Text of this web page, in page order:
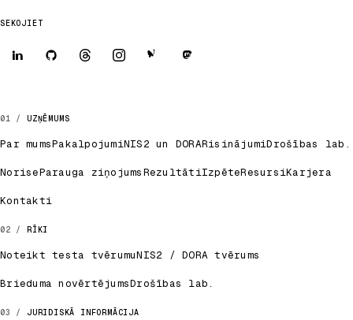
SEKOJIET
UZŅĒMUMS
Par mumsPakalpojumiNIS2 un DORARisinājumiDrošības lab.
NoriseParauga ziņojumsRezultātiIzpēteResursiKarjera
Kontakti
RĪKI
Noteikt testa tvērumuNIS2 / DORA tvērums
Brieduma novērtējumsDrošības lab.
JURIDISKĀ INFORMĀCIJA